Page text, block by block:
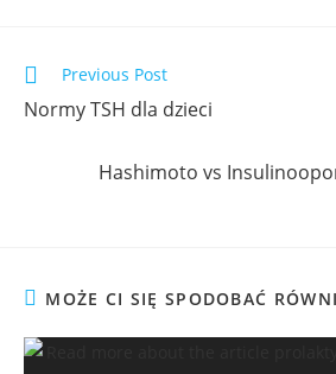
Previous Post
Normy TSH dla dzieci
Hashimoto vs
MOŻE CI SIĘ SPODOBAĆ